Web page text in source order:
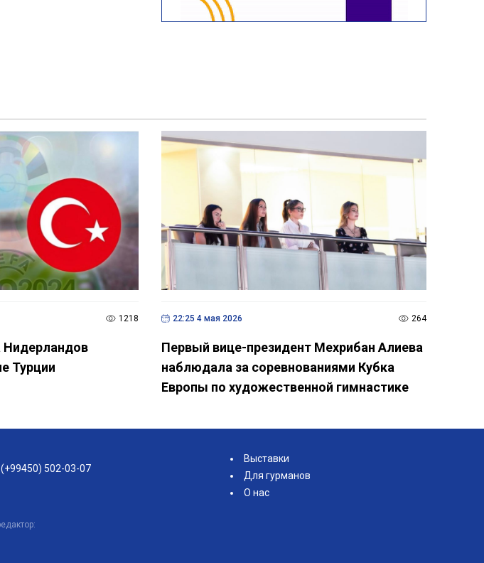
1218
Турции
22:25 4 мая 2026 264
Первый вице-президент Мехрибан Алиева
наблюдала за соревнованиями Кубка
Европы по художественной гимнастике
(+99450) 502-03-07
Выставки
Для гурманов
О нас